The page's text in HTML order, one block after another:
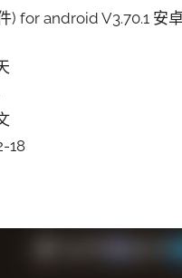
) for android V3.70.1 安
18